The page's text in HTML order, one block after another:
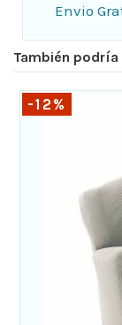
Envio
También
-12%